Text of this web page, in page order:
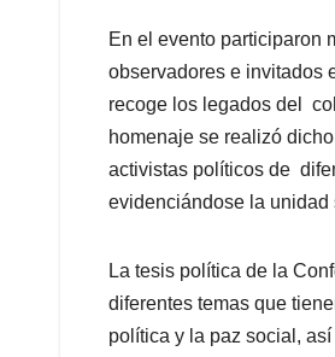
En el evento participaron
observadores e invitados
recoge los legados del
homenaje se realizó
activistas políticos de
evidenciándose la
La tesis política de la
diferentes temas que
política y la paz social,